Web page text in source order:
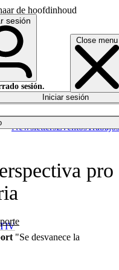
de hoofdinhoud
Close menu
NewslettersEventosTrabajos
sesión
sesión.
Iniciar sesión
pro
"Se desvanece la